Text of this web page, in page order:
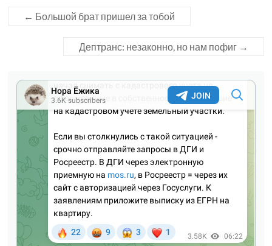
← Большой брат пришел за тобой
Дептранс: незаконно, но нам пофиг →